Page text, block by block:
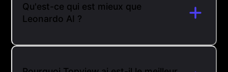
Qu'est-ce qui est mieux que
Leonardo AI ?